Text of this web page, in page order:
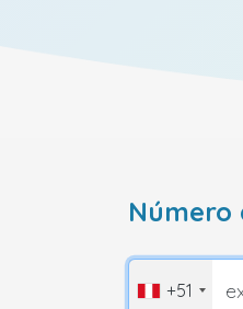
Número
+51